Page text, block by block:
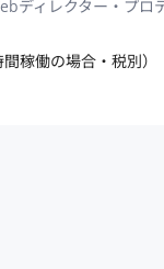
ディレクター・プロ
稼働の場合・税別）